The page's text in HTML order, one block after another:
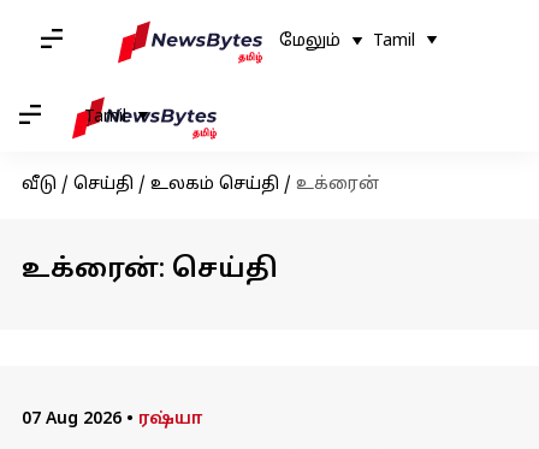
மேலும் Tamil
Tamil
வீடு / செய்தி / உலகம் செய்தி / உக்ரைன்
உக்ரைன்: செய்தி
07 Aug 2026 • ரஷ்யா